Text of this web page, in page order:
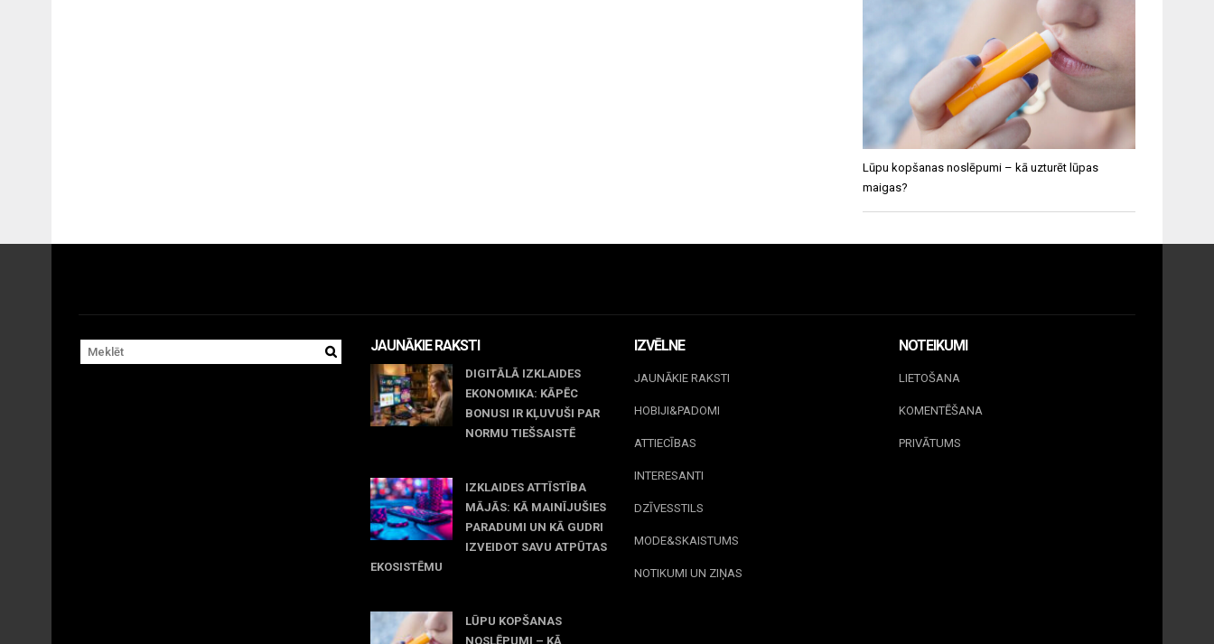
Lūpu kopšanas noslēpumi – kā uzturēt lūpas
maigas?
JAUNĀKIE RAKSTI
DIGITĀLĀ IZKLAIDES
EKONOMIKA: KĀPĒC
BONUSI IR KĻUVUŠI PAR
NORMU TIEŠSAISTĒ
IZKLAIDES ATTĪSTĪBA
MĀJĀS: KĀ MAINĪJUŠIES
PARADUMI UN KĀ GUDRI
IZVEIDOT SAVU ATPŪTAS
EKOSISTĒMU
LŪPU KOPŠANAS
NOSLĒPUMI – KĀ
IZVĒLNE
JAUNĀKIE RAKSTI
HOBIJI&PADOMI
ATTIECĪBAS
INTERESANTI
DZĪVESSTILS
MODE&SKAISTUMS
NOTIKUMI UN ZIŅAS
NOTEIKUMI
LIETOŠANA
KOMENTĒŠANA
PRIVĀTUMS